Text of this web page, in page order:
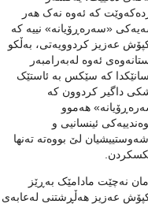
کە ئەوە نەک هەر
«سەرەڕۆیانە» نییە کە
عەزیز کردوویەتی، بەڵکو
ئەوە لەبەرامبەر
کە سێکس بە ئاستێک
داگیر کردوون کە
هەموو
ئینسانیی و
لێ بووەتە تەنها
نەچێت مادامێک بەڕێز
عەزیز هەڵڕشتنی لەعابه‌ی